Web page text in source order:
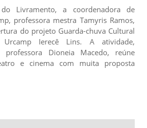
Livramento, a coordenadora de
professora mestra Tamyris Ramos,
do projeto Guarda-chuva Cultural
Ierecê Lins. A atividade,
professora Dioneia Macedo, reúne
e cinema com muita proposta